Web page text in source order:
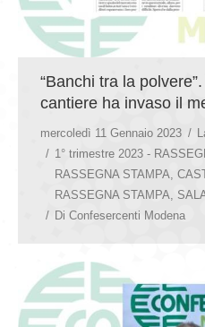
“Banchi tra la
cantiere ha invaso il
mercoledì 11 Gennaio 2023
1° trimestre 2023 -
RASSEGNA STAMPA
RASSEGNA STAMPA
Di Confesercenti Modena